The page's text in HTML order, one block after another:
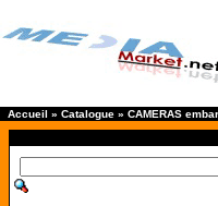
Accueil » Catalogue » CAMERAS